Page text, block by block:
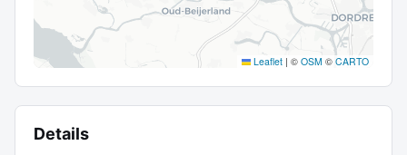
Leaflet | © OSM © CARTO
Details